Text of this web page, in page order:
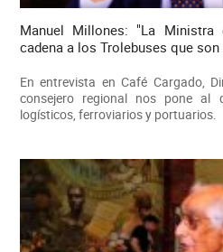
Manuel Millones: "La
cadena a los Trolebuses que
En entrevista en Café Cargado,
consejero regional nos pone
logísticos, ferroviarios y portuarios.